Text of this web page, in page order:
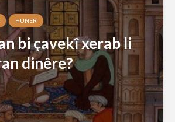
HUNER
bi çavekî xerab li
dinêre?